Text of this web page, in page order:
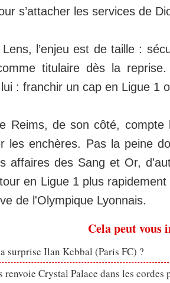
s’attacher les services de
l’enjeu est de taille :
titulaire dès la
: franchir un cap en Ligue 1
Reims, de son côté,
les enchères. Pas la peine
affaires des Sang et Or,
en Ligue 1 plus
de l'Olympique Lyonnais.
Cela peut vous
surprise Ilan Kebbal (Paris FC) ?
renvoie Crystal Palace dans les